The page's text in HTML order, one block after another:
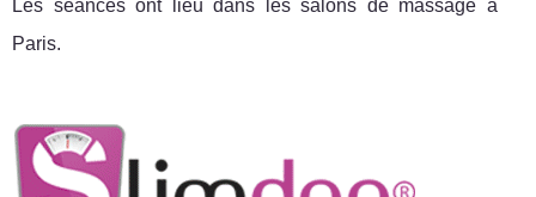
Les séances ont lieu dans les salons de massage à
Paris.